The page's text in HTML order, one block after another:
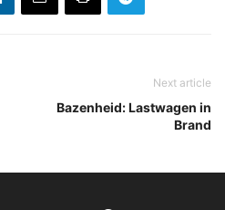
Next article
Bazenheid: Lastwagen in
Brand